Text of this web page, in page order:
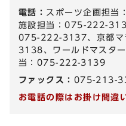
電話： スポーツ企画担
施設担当：075-222-
075-222-3137、京都マ
3138、ワールドマスタ
当：075-222-3139
ファックス： 075-213-
お電話の際はお掛け間違